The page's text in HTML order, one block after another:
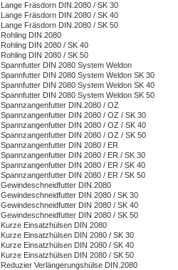
Lange Fräsdorn DIN.2080 / SK 30
Lange Fräsdorn DIN.2080 / SK 40
Lange Fräsdorn DIN.2080 / SK 50
Rohling DIN 2080
Rohling DIN 2080 / SK 40
Rohling DIN 2080 / SK 50
Spannfutter DIN 2080 System Weldon
Spannfutter DIN 2080 System Weldon SK 30
Spannfutter DIN 2080 System Weldon SK 40
Spannfutter DIN 2080 System Weldon SK 50
Spannzangenfutter DIN.2080 / OZ
Spannzangenfutter DIN 2080 / OZ / SK 30
Spannzangenfutter DIN 2080 / OZ / SK 40
Spannzangenfutter DIN 2080 / OZ / SK 50
Spannzangenfutter DIN 2080 / ER
Spannzangenfutter DIN 2080 / ER / SK 30
Spannzangenfutter DIN 2080 / ER / SK 40
Spannzangenfutter DIN 2080 / ER / SK 50
Gewindeschneidfutter DIN.2080
Gewindeschneidfutter DIN 2080 / SK 30
Gewindeschneidfutter DIN 2080 / SK 40
Gewindeschneidfutter DIN 2080 / SK 50
Kurze Einsatzhülsen DIN 2080
Kurze Einsatzhülsen DIN 2080 / SK 30
Kurze Einsatzhülsen DIN 2080 / SK 40
Kurze Einsatzhülsen DIN 2080 / SK 50
Reduzier Verlängerungshülse DIN.2080